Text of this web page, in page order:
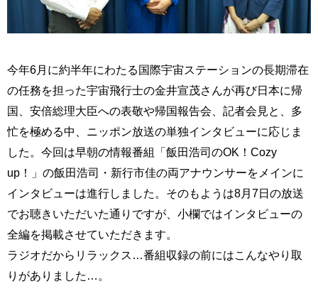
今年6月に約半年にわたる国際宇宙ステーションの長期滞在
の任務を担った宇宙飛行士の金井宣茂さんが再び日本に帰
国、安倍総理大臣への表敬や帰国報告会、記者会見と、多
忙を極める中、ニッポン放送の単独インタビューに応じま
した。今回は早朝の情報番組「飯田浩司のOK！Cozy
up！」の飯田浩司・新行市佳の両アナウンサーをメインに
インタビューは進行しました。そのもようは8月7日の放送
でお聴きいただいた通りですが、小欄ではインタビューの
全編を掲載させていただきます。
ラジオだからリラックス…番組収録の前にはこんなやり取
りがありました…。